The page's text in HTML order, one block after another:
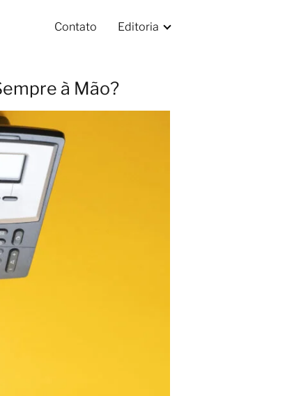
Contato Editoria
à Mão?